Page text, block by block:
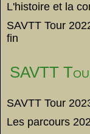
L'histoire et la
SAVTT Tour
fin
SAVTT
SAVTT Tour
Les parcours